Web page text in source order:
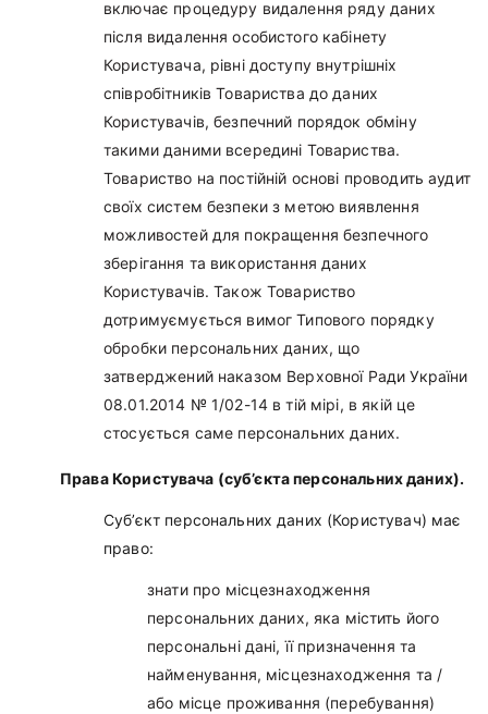
включає процедуру видалення ряду даних
після видалення особистого кабінету
Користувача, рівні доступу внутрішніх
співробітників Товариства до даних
Користувачів, безпечний порядок обміну
такими даними всередині Товариства.
Товариство на постійній основі проводить аудит
своїх систем безпеки з метою виявлення
можливостей для покращення безпечного
зберігання та використання даних
Користувачів. Також Товариство
дотримуємується вимог Типового порядку
обробки персональних даних, що
затверджений наказом Верховної Ради України
08.01.2014 № 1/02-14 в тій мірі, в якій це
стосується саме персональних даних.
Права Користувача (суб’єкта персональних даних).
Суб’єкт персональних даних (Користувач) має
право:
знати про місцезнаходження
персональних даних, яка містить його
персональні дані, її призначення та
найменування, місцезнаходження та /
або місце проживання (перебування)